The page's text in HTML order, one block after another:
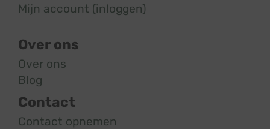
Mijn account (inloggen)
Over ons
Over ons
Blog
Contact
Contact opnemen